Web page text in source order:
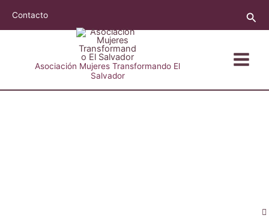
Contacto
Asociación Mujeres Transformando El
Salvador